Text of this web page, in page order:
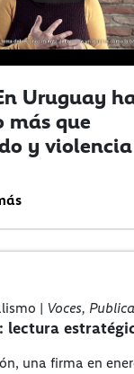
Uruguay
más que
y violencia
| Voces,
lectura
una firma en